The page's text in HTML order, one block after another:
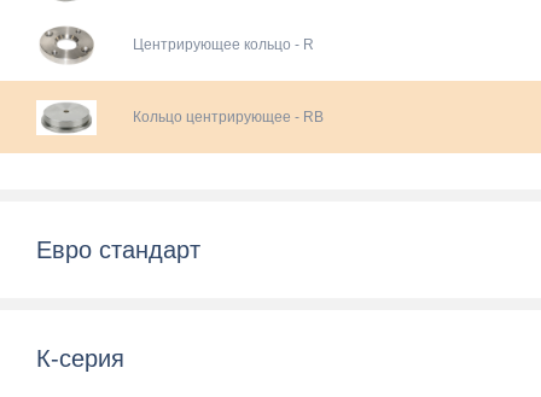
Центрирующее кольцо - R
Кольцо центрирующее - RB
Евро стандарт
К-серия